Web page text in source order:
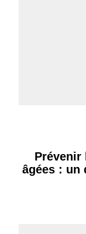
Prévenir
âgées :